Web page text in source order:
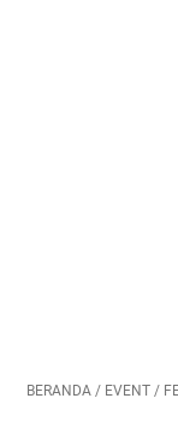
BERANDA / EVENT /